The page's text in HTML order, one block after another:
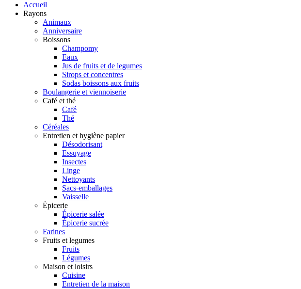
Accueil
Rayons
Animaux
Anniversaire
Boissons
Champomy
Eaux
Jus de fruits et de legumes
Sirops et concentres
Sodas boissons aux fruits
Boulangerie et viennoiserie
Café et thé
Café
Thé
Céréales
Entretien et hygiène papier
Désodorisant
Essuyage
Insectes
Linge
Nettoyants
Sacs-emballages
Vaisselle
Épicerie
Épicerie salée
Épicerie sucrée
Farines
Fruits et legumes
Fruits
Légumes
Maison et loisirs
Cuisine
Entretien de la maison